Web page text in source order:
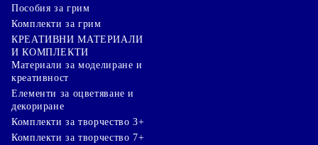
Пособия за грим
Комплекти за грим
КРЕАТИВНИ МАТЕРИАЛИ
И КОМПЛЕКТИ
Mатериали за моделиране и
креативност
Елементи за оцветяване и
декориране
Комплекти за творчество 3+
Комплекти за творчество 7+